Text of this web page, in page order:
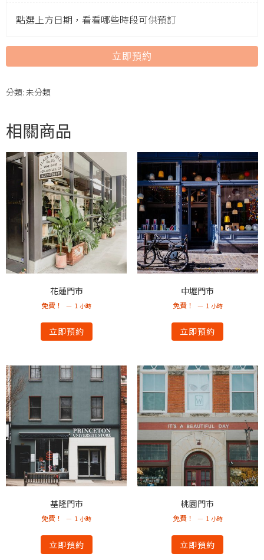
點選上方日期，看看哪些時段可供預訂
立即預約
分類: 未分類
相關商品
花蓮門市
免費！ 1 小時
立即預約
中壢門市
免費！ 1 小時
立即預約
基隆門市
免費！ 1 小時
立即預約
桃園門市
免費！ 1 小時
立即預約